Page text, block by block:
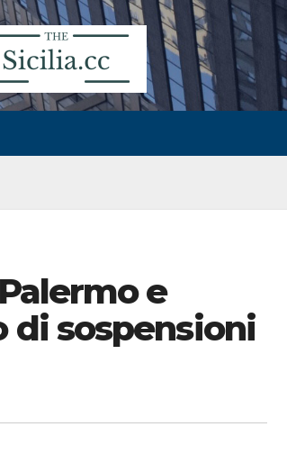
e
di sospensioni